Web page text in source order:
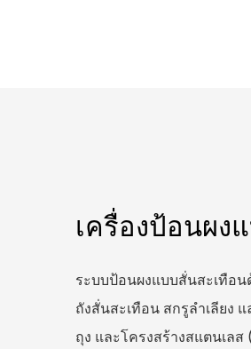
เครื่องป้อนผง
ระบบป้อนผงแบบสั่นสะเทือน
ถังสั่นสะเทือน สกรูลำเลียง
ถุง และโครงสร้างสแตนเล